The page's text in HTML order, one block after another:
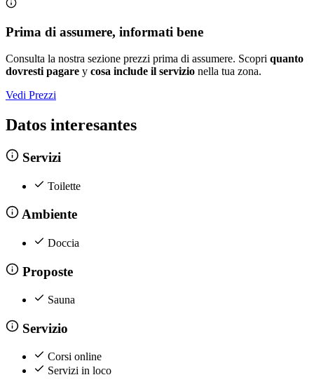
Prima di assumere, informati bene
Consulta la nostra sezione prezzi prima di assumere. Scopri quanto
dovresti pagare y cosa include il servizio nella tua zona.
Vedi Prezzi
Datos interesantes
Servizi
Toilette
Ambiente
Doccia
Proposte
Sauna
Servizio
Corsi online
Servizi in loco